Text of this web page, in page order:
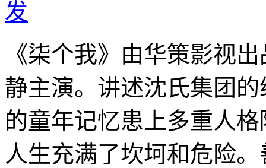
发
《柒个我》由华策影视
静主演。讲述沈氏集团
的童年记忆患上多重人
人生充满了坎坷和危险